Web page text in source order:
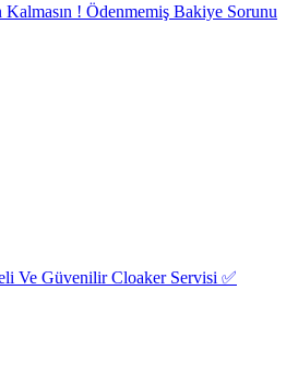
Kalmasın ! Ödenmemiş Bakiye Sorunu
Ve Güvenilir Cloaker Servisi ✅